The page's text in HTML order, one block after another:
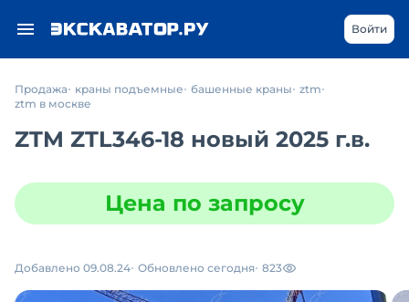
Войти
Продажа краны подъемные башенные краны ztm
ztm в москве
ZTM ZTL346-18 новый 2025 г.в.
Цена по запросу
Добавлено 09.08.24 Обновлено сегодня 823